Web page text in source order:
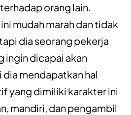
orang lain.
mudah marah dan tidak
dia seorang pekerja
ingin dicapai akan
dia mendapatkan hal
yang dimiliki karakter ini
mandiri, dan pengambil